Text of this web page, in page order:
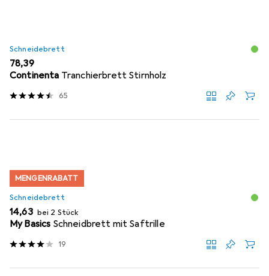
Schneidebrett
EUR
78,39
Continenta Tranchierbrett Stirnholz
65
MENGENRABATT
Schneidebrett
EUR
14,63 bei 2 Stück
My Basics Schneidbrett mit Saftrille
19